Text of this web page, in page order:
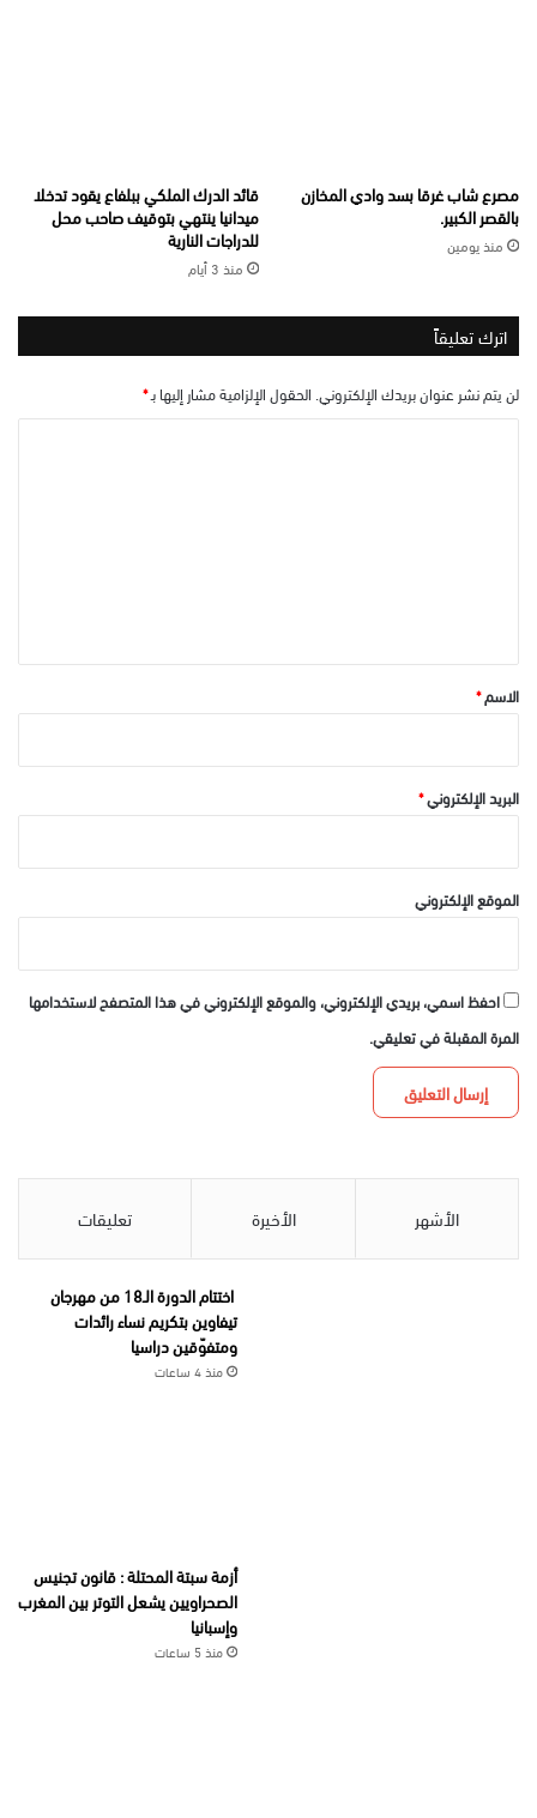
مصرع شاب غرقا بسد وادي المخازن
بالقصر الكبير.
منذ يومين
قائد الدرك الملكي ببلفاع يقود تدخلا
ميدانيا ينتهي بتوقيف صاحب محل
للدراجات النارية
منذ 3 أيام
اترك تعليقاً
لن يتم نشر عنوان بريدك الإلكتروني. الحقول الإلزامية مشار إليها بـ*
*الاسم*
البريد الإلكتروني*
الموقع الإلكتروني
احفظ اسمي، بريدي الإلكتروني، والموقع الإلكتروني في هذا المتصفح لاستخدامها
المرة المقبلة في تعليقي.
الأشهر الأخيرة تعليقات
اختتام الدورة الـ18 من مهرجان
تيفاوين بتكريم نساء رائدات
ومتفوّقين دراسيا
منذ 4 ساعات
أزمة سبتة المحتلة : قانون تجنيس
الصحراويين يشعل التوتر بين المغرب
وإسبانيا
منذ 5 ساعات